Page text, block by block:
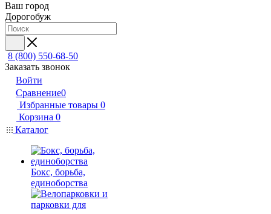
Ваш город
Дорогобуж
8 (800) 550-68-50
Заказать звонок
Войти
Сравнение0
Избранные товары 0
Корзина 0
Каталог
Бокс, борьба,
единоборства